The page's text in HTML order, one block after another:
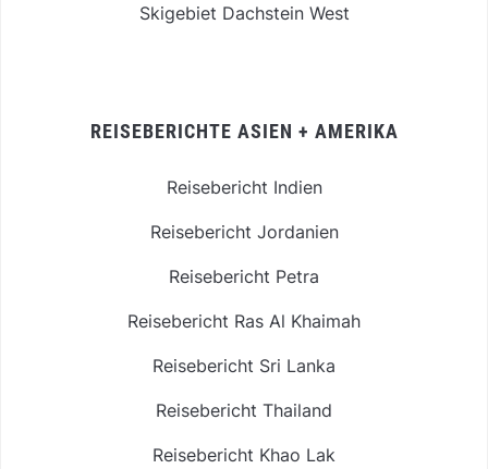
Skigebiet Dachstein West
REISEBERICHTE ASIEN + AMERIKA
Reisebericht Indien
Reisebericht Jordanien
Reisebericht Petra
Reisebericht Ras Al Khaimah
Reisebericht Sri Lanka
Reisebericht Thailand
Reisebericht Khao Lak